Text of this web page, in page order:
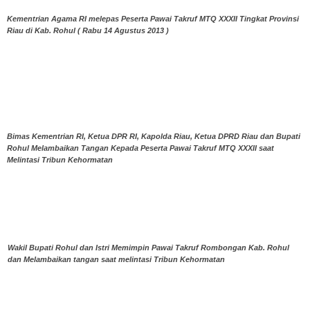
Kementrian Agama RI melepas Peserta Pawai Takruf MTQ XXXII Tingkat Provinsi
Riau di Kab. Rohul ( Rabu 14 Agustus 2013 )
Bimas Kementrian RI, Ketua DPR RI, Kapolda Riau, Ketua DPRD Riau dan Bupati
Rohul Melambaikan Tangan Kepada Peserta Pawai Takruf MTQ XXXII saat
Melintasi Tribun Kehormatan
Wakil Bupati Rohul dan Istri Memimpin Pawai Takruf Rombongan Kab. Rohul
dan Melambaikan tangan saat melintasi Tribun Kehormatan